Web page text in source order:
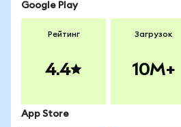
Google Play
Рейтинг
4.4
Загрузок
10M+
App Store